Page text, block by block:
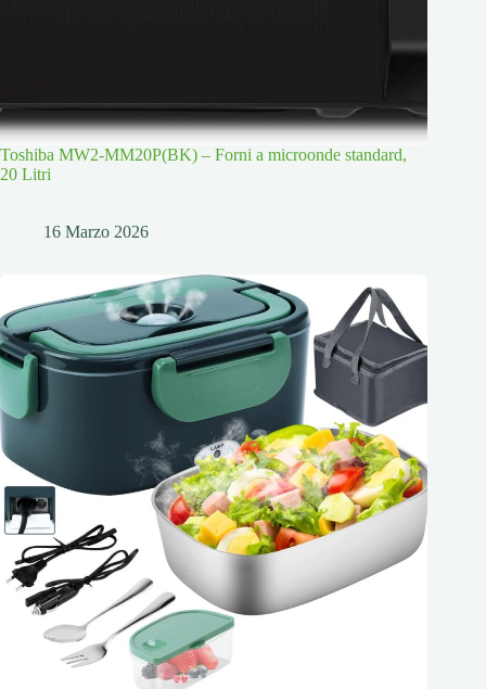
Toshiba MW2-MM20P(BK) – Forni a microonde standard,
20 Litri
16 Marzo 2026